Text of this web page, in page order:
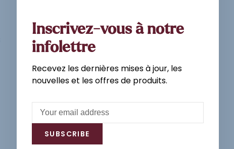
Subscribe
Inscrivez-vous à notre
infolettre
Recevez les dernières mises à jour, les
nouvelles et les offres de produits.
SUBSCRIBE